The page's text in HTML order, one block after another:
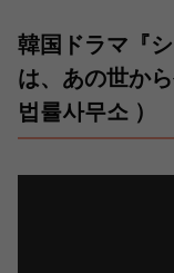
韓国ドラマ『
は、あの世か
법률사무소 ）